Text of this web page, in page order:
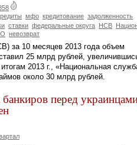
мфо кредитование задолженность
ставки федеральные округа НСВ
невозврат
за 10 месяцев 2013 года объем
25 млрд рублей,
2013 г., «Национальная
около 30 млрд рублей.
банкиров перед